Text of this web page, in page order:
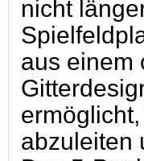
nicht
aus einem
abzuleiten